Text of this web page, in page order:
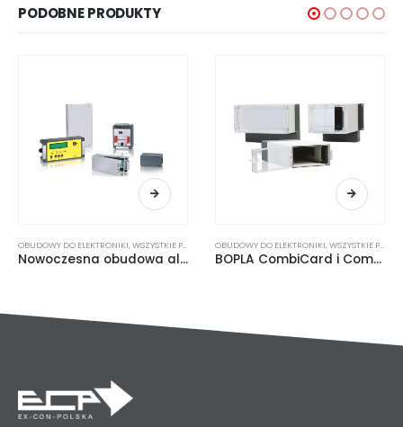
PODOBNE PRODUKTY
OBUDOWY DO ELEKTRONIKI,WSZYSTKIE PRODUKTY
BOPLA CombiCard i CombiSet
OBUDOWY EX, STREFA EX,WSZYSTKIE PRODUKTY
Puszka EX A01B1PL01-T6/T5